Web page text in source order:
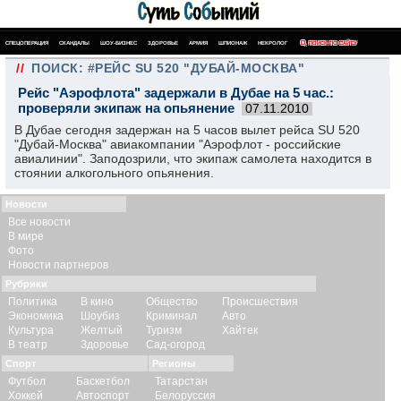
СПЕЦОПЕРАЦИЯ СКАНДАЛЫ ШОУ-БИЗНЕС ЗДОРОВЬЕ АРМИЯ ШПИОНАЖ НЕКРОЛОГ ПОИСК ПО САЙТУ
// ПОИСК: #РЕЙС SU 520 "ДУБАЙ-МОСКВА"
Рейс "Аэрофлота" задержали в Дубае на 5 час.:
проверяли экипаж на опьянение
07.11.2010
В Дубае сегодня задержан на 5 часов вылет рейса SU 520
"Дубай-Москва" авиакомпании "Аэрофлот - российские
авиалинии". Заподозрили, что экипаж самолета находится в
стоянии алкогольного опьянения.
Новости
Все новости
В мире
Фото
Новости партнеров
Рубрики
Политика
Экономика
Культура
В театр
В кино
Шоубиз
Желтый
Здоровье
Общество
Криминал
Туризм
Сад-огород
Происшествия
Авто
Хайтек
Спорт
Футбол
Хоккей
Баскетбол
Автоспорт
Регионы
Татарстан
Белоруссия